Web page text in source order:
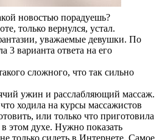
новостью порадуешь?
только вернулся, устал.
уважаемые девушки. По
3 варианта ответа на его
сложного, что так сильно
ужин и расслабляющий массаж.
ходила на курсы массажистов
или только что приготовила
этом духе. Нужно показать
только сидеть в Интернете. Самое